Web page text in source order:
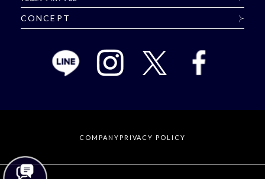
CONCEPT
COMPANYPRIVACY POLICY